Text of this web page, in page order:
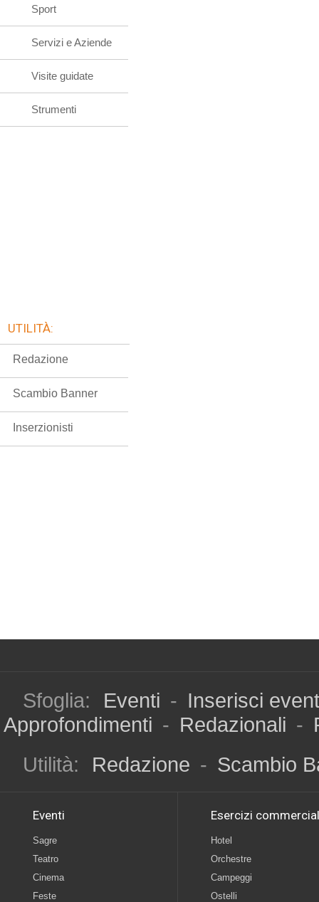
Sport
Servizi e Aziende
Visite guidate
Strumenti
UTILITÀ:
Redazione
Scambio Banner
Inserzionisti
Sfoglia: Eventi - Inserisci
Approfondimenti - Redazionali -
Utilità:
Redazione - Scambio
Eventi
Sagre
Teatro
Cinema
Feste
Esercizi
Hotel
Orchestre
Campeggi
Ostelli